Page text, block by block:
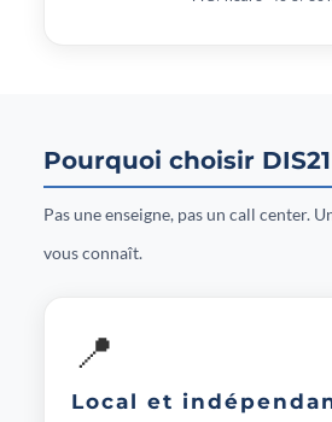
Pourquoi choisir
Pas une enseigne, pas un call center.
vous connaît.
📍
Local et